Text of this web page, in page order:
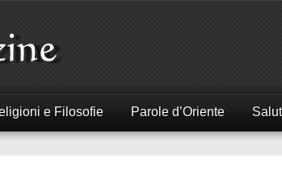
e Filosofie Parole d’Oriente